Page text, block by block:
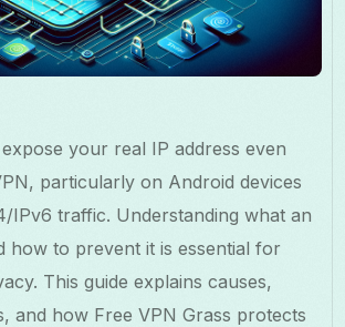
your real IP address even
particularly on Android devices
IPv6 traffic. Understanding what an
how to prevent it is essential for
This guide explains causes,
and how Free VPN Grass protects